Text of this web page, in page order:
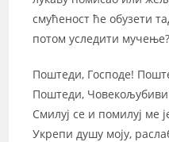
смућеност ће обузети
потом уследити мучење?
Поштеди, Господе!
Поштеди,
Смилуј се и помилуј ме
Укрепи душу моју,